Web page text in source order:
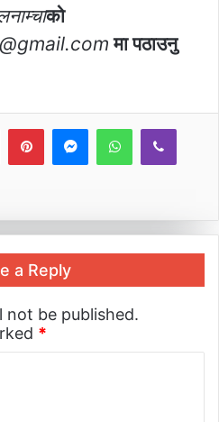
को
मा पठाउनु
TumblrPinterestMessenger
WhatsApp
Viber
a Reply
not be published.
*